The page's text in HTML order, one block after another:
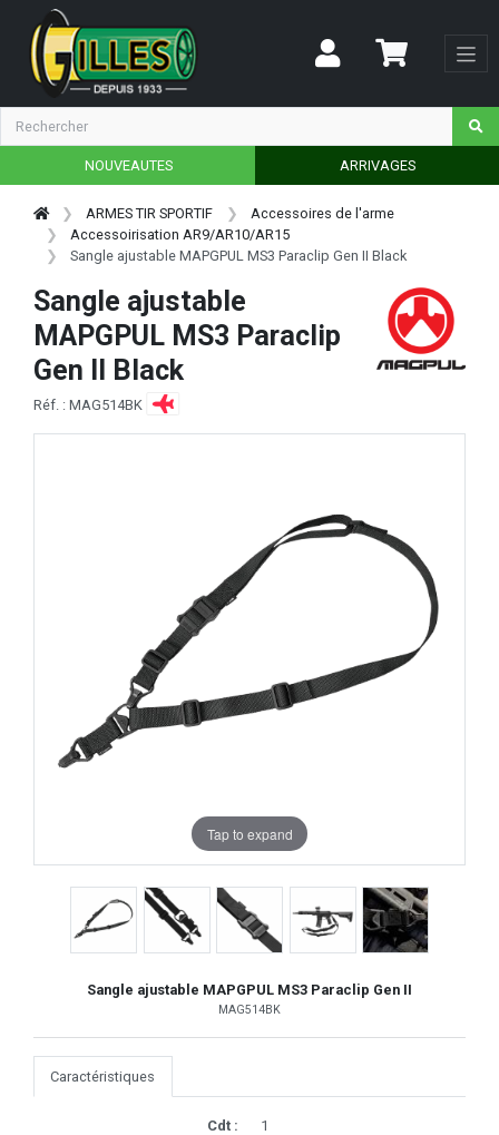
NOUVEAUTES ARRIVAGES
ARMES TIR SPORTIF
Accessoires de l'arme
Accessoirisation AR9/AR10/AR15
Sangle ajustable MAPGPUL MS3 Paraclip Gen II Black
Sangle ajustable
MAPGPUL MS3 Paraclip
Gen II Black
Réf. : MAG514BK
Tap to expand
Sangle ajustable MAPGPUL MS3 Paraclip Gen II
MAG514BK
Caractéristiques
Cdt :
1